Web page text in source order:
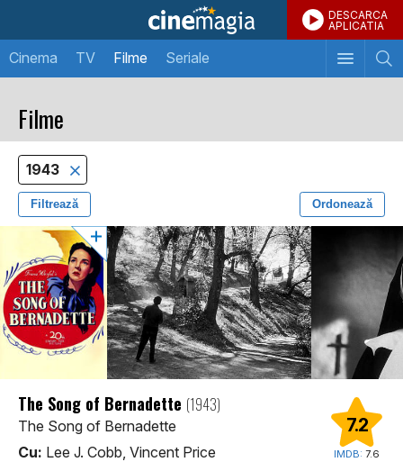
DESCARCA
APLICATIA
Cinema TV Filme Seriale
Filme
1943
Filtrează Ordonează
7.2
IMDB: 7.6
The Song of Bernadette (1943)
The Song of Bernadette
Cu: Lee J. Cobb, Vincent Price